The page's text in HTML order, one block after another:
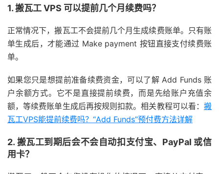
1. 搬瓦工 VPS 可以提前几个月续费吗？
正常情况下，搬瓦工不会提前几个月生成续费账单。只有账
单生成后，才能通过 Make payment 按钮直接支付续费账
单。
如果您只是想提前准备续费资金，可以了解 Add Funds 账
户余额方式。它不是直接提前续费，而是先给账户充值余
额，等续费账单生成后再按规则扣款。相关教程可以看： 搬
瓦工VPS能提前续费吗？“Add Funds”预付费方法详解
2. 搬瓦工到期后会不会自动扣支付宝、PayPal 或信
用卡？